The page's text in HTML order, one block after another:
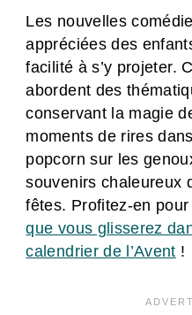
Les nouvelles
appréciées des
facilité à s’y projeter.
abordent des
conservant la magie
moments de rires
popcorn sur les
souvenirs chaleureux
fêtes. Profitez-en
que vous glisserez
calendrier de l’Avent !